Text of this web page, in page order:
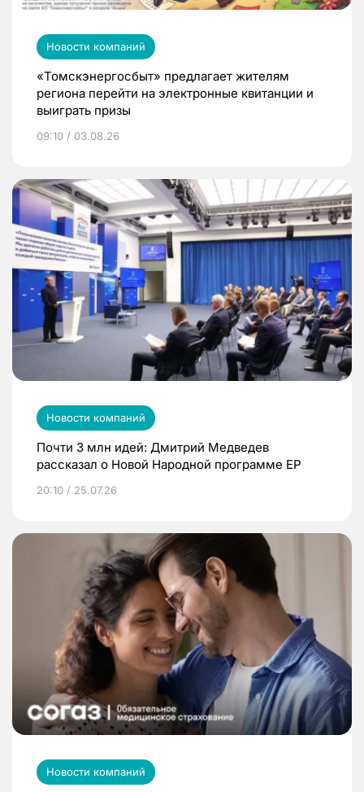
Новости компаний
«Томскэнергосбыт» предлагает жителям
региона перейти на электронные квитанции и
выиграть призы
09:10 / 03.08.26
Новости компаний
Почти 3 млн идей: Дмитрий Медведев
рассказал о Новой Народной программе ЕР
20:10 / 25.07.26
Новости компаний